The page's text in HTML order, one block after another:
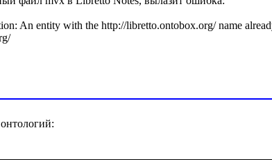
An entity with the http://libretto.ontobox.org/ name